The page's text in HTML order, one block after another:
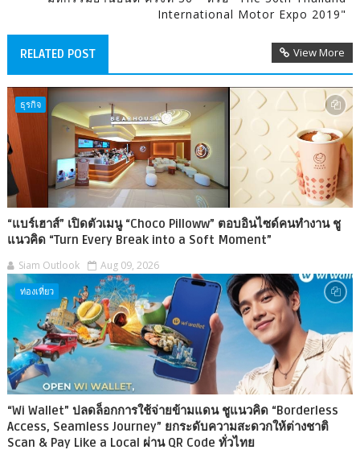
International Motor Expo 2019"
RELATED POST View More
ธุรกิจ
“แบร์เฮาส์” เปิดตัวเมนู “Choco Pilloww” ตอบอินไซด์คนทำงาน ชู
แนวคิด “Turn Every Break into a Soft Moment”
Siam Outlook Aug 09, 2026
ท่องเที่ยว
“Wi Wallet” ปลดล็อกการใช้จ่ายข้ามแดน ชูแนวคิด “Borderless
Access, Seamless Journey” ยกระดับความสะดวกให้ต่างชาติ
Scan & Pay Like a Local ผ่าน QR Code ทั่วไทย